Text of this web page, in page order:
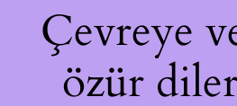
Çevreye
özür